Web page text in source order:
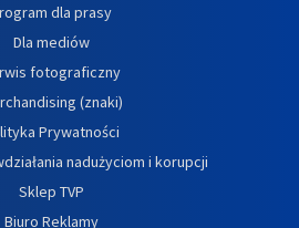
dla prasy
Dla mediów
fotograficzny
(znaki)
Prywatności
nadużyciom i korupcji
Sklep TVP
Biuro Reklamy